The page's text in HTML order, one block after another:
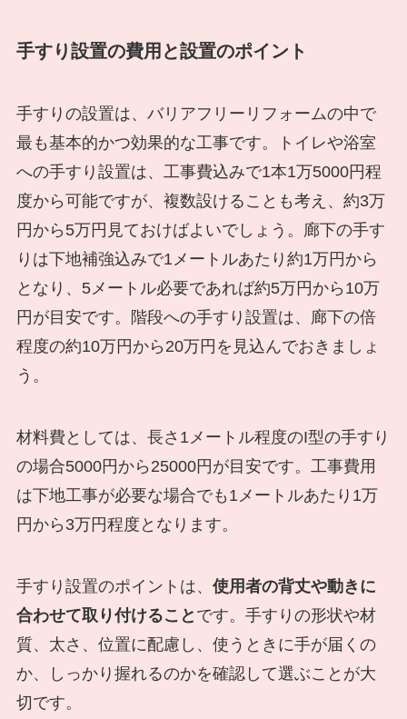
手すり設置の費用と設置のポイント
手すりの設置は、バリアフリーリフォームの中で
最も基本的かつ効果的な工事です。トイレや浴室
への手すり設置は、工事費込みで1本1万5000円程
度から可能ですが、複数設けることも考え、約3万
円から5万円見ておけばよいでしょう。廊下の手す
りは下地補強込みで1メートルあたり約1万円から
となり、5メートル必要であれば約5万円から10万
円が目安です。階段への手すり設置は、廊下の倍
程度の約10万円から20万円を見込んでおきましょ
う。
材料費としては、長さ1メートル程度のI型の手すり
の場合5000円から25000円が目安です。工事費用
は下地工事が必要な場合でも1メートルあたり1万
円から3万円程度となります。
手すり設置のポイントは、 使用者の背丈や動きに
合わせて取り付けること です。手すりの形状や材
質、太さ、位置に配慮し、使うときに手が届くの
か、しっかり握れるのかを確認して選ぶことが大
切です。